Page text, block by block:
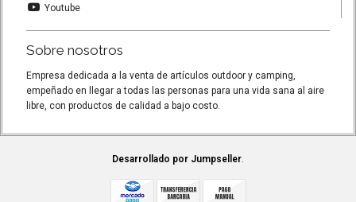
Youtube
Sobre nosotros
Empresa dedicada a la venta de artículos outdoor y camping,
empeñado en llegar a todas las personas para una vida sana al aire
libre, con productos de calidad a bajo costo.
Desarrollado por Jumpseller.